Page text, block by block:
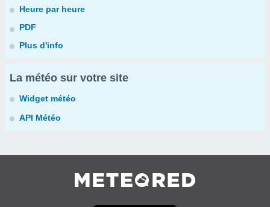
Heure par heure
PDF
Plus d'info
La météo sur votre site
Widget météo
API Météo